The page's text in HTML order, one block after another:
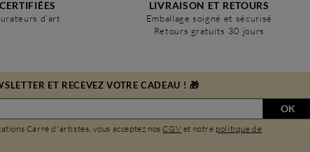
d’art
LIVRAISON ET RETOURS
Emballage soigné et sécurisé
Retours gratuits 30 jours
ET RECEVEZ VOTRE CADEAU ! 🎁
OK
Carré d'artistes, vous acceptez nosCGV et notre politique de